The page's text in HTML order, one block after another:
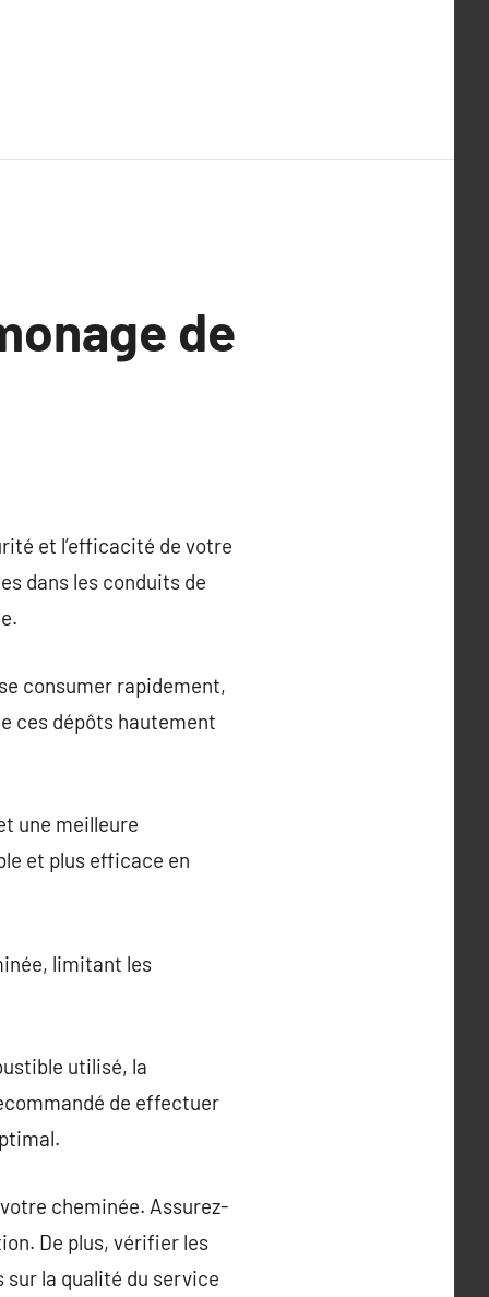
de
et l’efficacité de votre
dans les conduits de
consumer rapidement,
ces dépôts hautement
une meilleure
et plus efficace en
limitant les
utilisé, la
de effectuer
cheminée. Assurez-
De plus, vérifier les
la qualité du service